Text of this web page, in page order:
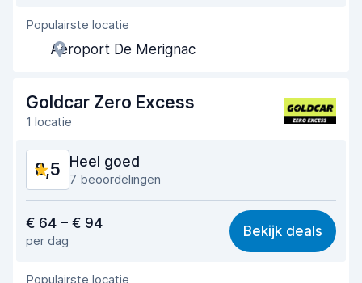
Behulpzame medewerker
Snelheid ophaalproces
Snelheid inleverproces 8,6
Staat van de auto
Populairste locatie
Aeroport De Merignac
Goldcar Zero Excess
1 locatie
8,5 Heel goed
7 beoordelingen
8,3
Makkelijk te vinden 8,4
€ 64 – € 94
per dag
Bekijk deals
Populairste locatie